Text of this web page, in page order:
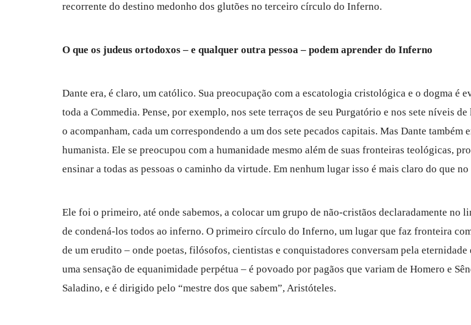
recorrente do destino medonho dos glutões no terceiro círculo do Inferno.
O que os judeus ortodoxos – e qualquer outra pessoa – podem aprender do Inferno
Dante era, é claro, um católico. Sua preocupação com a escatologia cristológica e o dogma é
toda a Commedia. Pense, por exemplo, nos sete terraços de seu Purgatório e nos sete níveis
o acompanham, cada um correspondendo a um dos sete pecados capitais. Mas Dante também
humanista. Ele se preocupou com a humanidade mesmo além de suas fronteiras teológicas,
ensinar a todas as pessoas o caminho da virtude. Em nenhum lugar isso é mais claro do que
Ele foi o primeiro, até onde sabemos, a colocar um grupo de não-cristãos declaradamente no
de condená-los todos ao inferno. O primeiro círculo do Inferno, um lugar que faz fronteira
de um erudito – onde poetas, filósofos, cientistas e conquistadores conversam pela eternidade
uma sensação de equanimidade perpétua – é povoado por pagãos que variam de Homero e
Saladino, e é dirigido pelo “mestre dos que sabem”, Aristóteles.